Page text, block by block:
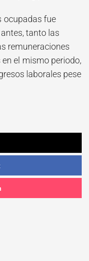
ocupadas fue
tanto las
remuneraciones
el mismo periodo,
laborales pese